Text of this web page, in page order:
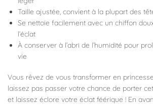
Taille ajustée, convient à la plupart des
Se nettoie facilement avec un chiffon
l’éclat
À conserver à l’abri de l’humidité pour
vie
Vous rêvez de vous transformer en
laissez pas passer votre chance de porter
et laissez éclore votre éclat féérique ! En